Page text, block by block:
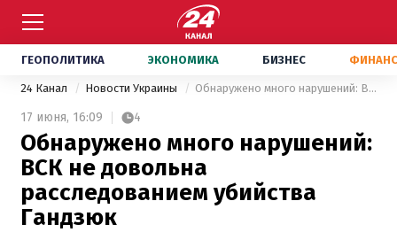
ГЕОПОЛИТИКА ЭКОНОМИКА БИЗНЕС
24 Канал Новости Украины Обнаружено много нарушений: ВСК не довольна расследованием убийства Гандзюк
17 июня, 16:09 4
Обнаружено много нарушений:
ВСК не довольна
расследованием убийства
Гандзюк